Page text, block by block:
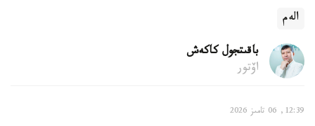
الەم
باقىتجول كاكەش
اۆتور
12:39, 06 تامىز 2026